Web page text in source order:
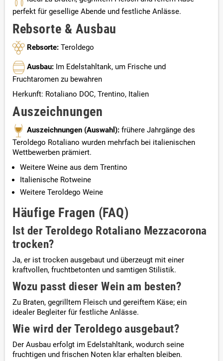
perfekt für gesellige Abende und festliche Anlässe.
Rebsorte & Ausbau
Rebsorte: Teroldego
Ausbau: Im Edelstahltank, um Frische und
Fruchtaromen zu bewahren
Herkunft: Rotaliano DOC, Trentino, Italien
Auszeichnungen
Auszeichnungen (Auswahl): frühere Jahrgänge des
Teroldego Rotaliano wurden mehrfach bei italienischen
Wettbewerben prämiert.
Weitere Weine aus dem Trentino
Italienische Rotweine
Weitere Teroldego Weine
Häufige Fragen (FAQ)
Ist der Teroldego Rotaliano Mezzacorona
trocken?
Ja, er ist trocken ausgebaut und überzeugt mit einer
kraftvollen, fruchtbetonten und samtigen Stilistik.
Wozu passt dieser Wein am besten?
Zu Braten, gegrilltem Fleisch und gereiftem Käse; ein
idealer Begleiter für festliche Anlässe.
Wie wird der Teroldego ausgebaut?
Der Ausbau erfolgt im Edelstahltank, wodurch seine
fruchtigen und frischen Noten klar erhalten bleiben.